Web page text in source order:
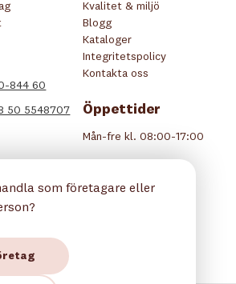
Kvalitet & miljö
Blogg
Kataloger
Integritetspolicy
Kontakta oss
Öppettider
Mån-fre kl. 08:00-17:00
844 60
50 5548707
som företagare eller